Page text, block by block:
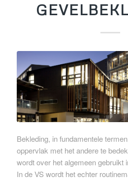
Bekleding, in fundamentele
oppervlak met het andere te
wordt over het algemeen gebruikt
In de VS wordt het echter